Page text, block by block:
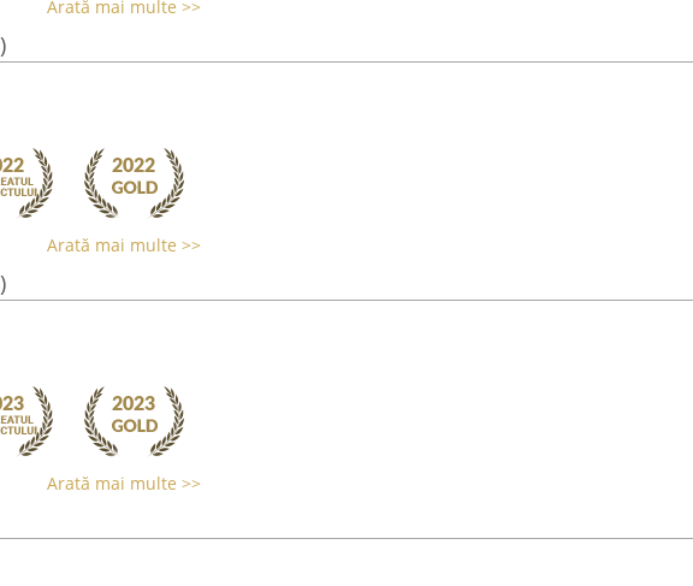
Arată mai multe >>
Arată mai multe >>
Arată mai multe >>